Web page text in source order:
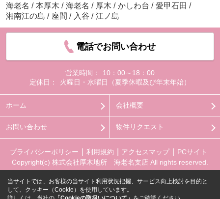
海老名 / 本厚木 / 海老名 / 厚木 / かしわ台 / 愛甲石田 /
湘南江の島 / 座間 / 入谷 / 江ノ島
電話でお問い合わせ
営業時間：
10：00～18：00
定休日：
火曜日・水曜日（夏季休暇及び年末年始）
ホーム 会社概要
お問い合わせ 物件リクエスト
プライバシーポリシー 利用規約 アクセスマップ
PCサイト
Copyright(c) 株式会社厚木地所 海老名支店 All rights reserved.
当サイトでは、お客様の当サイト利用状況把握、サービス向上検討を目的と
して、クッキー（Cookie）を使用しています。